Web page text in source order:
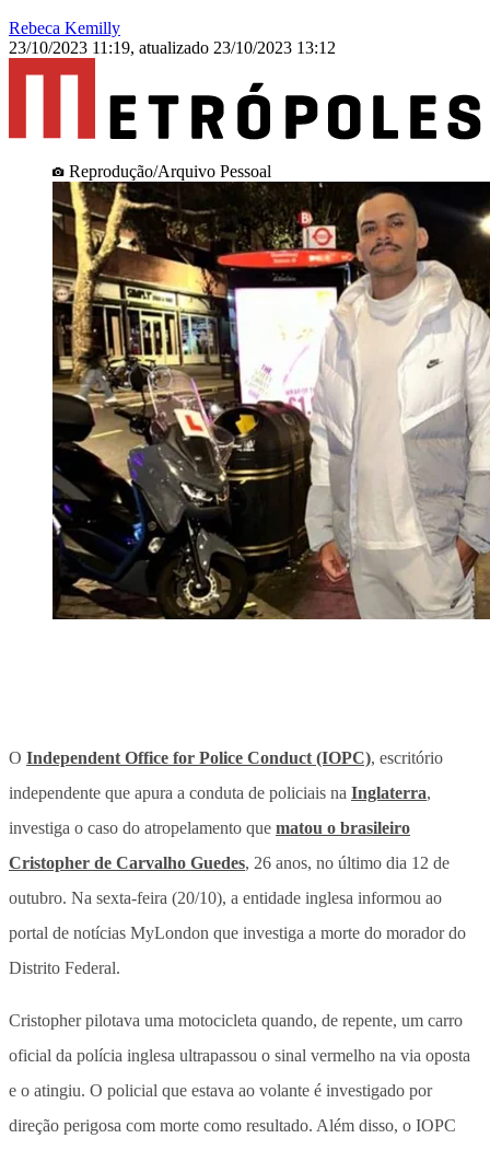
Rebeca Kemilly
23/10/2023 11:19, atualizado 23/10/2023 13:12
Reprodução/Arquivo Pessoal
O Independent Office for Police Conduct (IOPC), escritório
independente que apura a conduta de policiais na Inglaterra,
investiga o caso do atropelamento que matou o brasileiro
Cristopher de Carvalho Guedes, 26 anos, no último dia 12 de
outubro. Na sexta-feira (20/10), a entidade inglesa informou ao
portal de notícias MyLondon que investiga a morte do morador do
Distrito Federal.
Cristopher pilotava uma motocicleta quando, de repente, um carro
oficial da polícia inglesa ultrapassou o sinal vermelho na via oposta
e o atingiu. O policial que estava ao volante é investigado por
direção perigosa com morte como resultado. Além disso, o IOPC